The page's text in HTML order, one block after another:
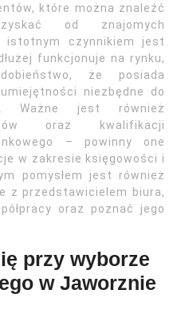
które można znaleźć
od znajomych
istotnym czynnikiem jest
funkcjonuje na rynku,
że posiada
niezbędne do
Ważne jest również
oraz kwalifikacji
– powinny one
w zakresie księgowości i
pomysłem jest również
z przedstawicielem biura,
oraz poznać jego
przy wyborze
w Jaworznie